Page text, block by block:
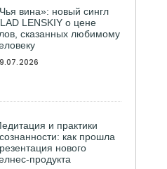
вина»: новый сингл
LENSKIY о цене
сказанных любимому
и практики
как прошла
нового
продукта